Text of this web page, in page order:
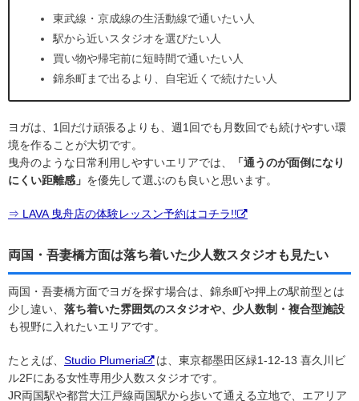
東武線・京成線の生活動線で通いたい人
駅から近いスタジオを選びたい人
買い物や帰宅前に短時間で通いたい人
錦糸町まで出るより、自宅近くで続けたい人
ヨガは、1回だけ頑張るよりも、週1回でも月数回でも続けやすい環
境を作ることが大切です。
曳舟のような日常利用しやすいエリアでは、
「通うのが面倒になり
にくい距離感」 を優先して選ぶのも良いと思います。
⇒ LAVA 曳舟店の体験レッスン予約はコチラ!!
両国・吾妻橋方面は落ち着いた少人数スタジオも見たい
両国・吾妻橋方面でヨガを探す場合は、錦糸町や押上の駅前型とは
少し違い、 落ち着いた雰囲気のスタジオや、少人数制・複合型施設
も視野に入れたいエリアです。
たとえば、 Studio Plumeria
は、東京都墨田区緑1-12-13 喜久川ビ
ル2Fにある女性専用少人数スタジオです。
JR両国駅や都営大江戸線両国駅から歩いて通える立地で、エアリア